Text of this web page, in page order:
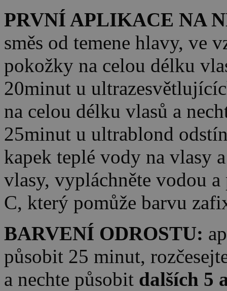
PRVNÍ APLIKACE NA
směs od temene hlavy, ve
pokožky na celou délku
20minut u
na celou délku vlasů a
25minut u ultrablond
kapek teplé vody na vlasy
vlasy, vypláchněte vodou
C, který pomůže barvu
BARVENÍ ODROSTU:
působit 25 minut,
a nechte působit dalších 5